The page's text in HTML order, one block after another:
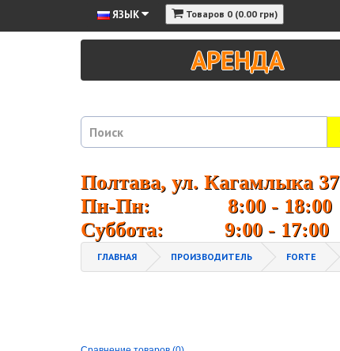
ЯЗЫК Товаров 0 (0.00 грн)
АРЕНДА
Полтава, ул. Кагамлыка 37
Пн-Пн: 8:00 - 18:00
Суббота: 9:00 - 17:00
ГЛАВНАЯ ПРОИЗВОДИТЕЛЬ FORTE